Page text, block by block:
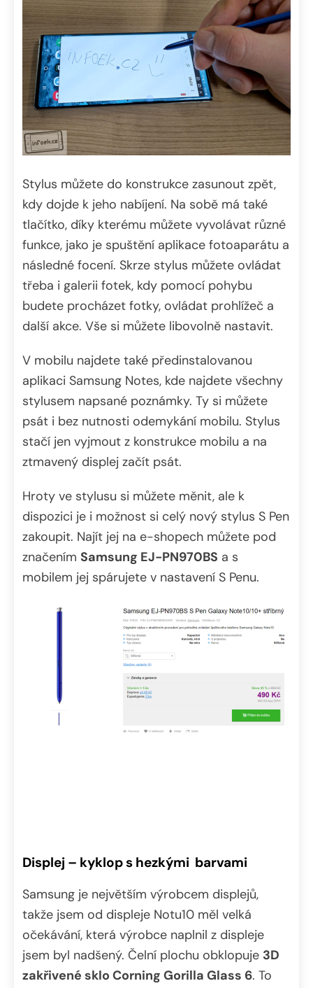
Stylus můžete do konstrukce zasunout zpět,
kdy dojde k jeho nabíjení. Na sobě má také
tlačítko, díky kterému můžete vyvolávat různé
funkce, jako je spuštění aplikace fotoaparátu a
následné focení. Skrze stylus můžete ovládat
třeba i galerii fotek, kdy pomocí pohybu
budete procházet fotky, ovládat prohlížeč a
další akce. Vše si můžete libovolně nastavit.
V mobilu najdete také předinstalovanou
aplikaci Samsung Notes, kde najdete všechny
stylusem napsané poznámky. Ty si můžete
psát i bez nutnosti odemykání mobilu. Stylus
stačí jen vyjmout z konstrukce mobilu a na
ztmavený displej začít psát.
Hroty ve stylusu si můžete měnit, ale k
dispozici je i možnost si celý nový stylus S Pen
zakoupit. Najít jej na e-shopech můžete pod
značením Samsung EJ-PN970BS a s
mobilem jej spárujete v nastavení S Penu.
Displej – kyklop s hezkými barvami
Samsung je největším výrobcem displejů,
takže jsem od displeje Notu10 měl velká
očekávání, která výrobce naplnil z displeje
jsem byl nadšený. Čelní plochu obklopuje 3D
zakřivené sklo Corning Gorilla Glass 6. To